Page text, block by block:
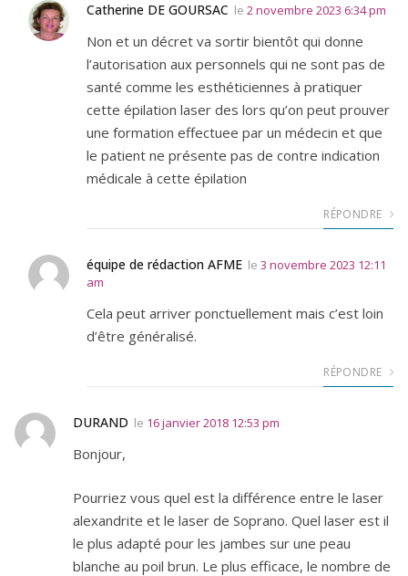
Catherine DE GOURSAC le 2 novembre 2023 6:34 pm
Non et un décret va sortir bientôt qui donne
l’autorisation aux personnels qui ne sont pas de
santé comme les esthéticiennes à pratiquer
cette épilation laser des lors qu’on peut prouver
une formation effectuee par un médecin et que
le patient ne présente pas de contre indication
médicale à cette épilation
RÉPONDRE
équipe de rédaction AFME le 3 novembre 2023 12:11
am
Cela peut arriver ponctuellement mais c’est loin
d’être généralisé.
RÉPONDRE
DURAND le 16 janvier 2018 12:53 pm
Bonjour,
Pourriez vous quel est la différence entre le laser
alexandrite et le laser de Soprano. Quel laser est il
le plus adapté pour les jambes sur une peau
blanche au poil brun. Le plus efficace, le nombre de